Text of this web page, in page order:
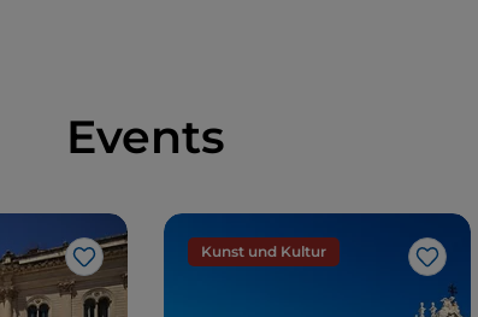
Events
Like
Kunst und Kultur
Like